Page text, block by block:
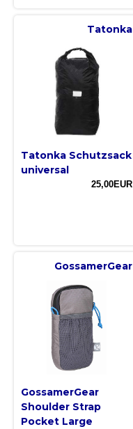
Tatonka
Tatonka Schutzsack
universal
25,00EUR
GossamerGear
GossamerGear
Shoulder Strap
Pocket Large